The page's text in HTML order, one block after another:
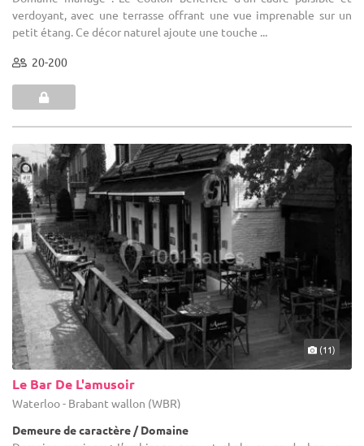
verdoyant, avec une terrasse offrant une vue imprenable sur un
petit étang. Ce décor naturel ajoute une touche ...
20-200
(11)
Le Bar De L'amusoir
Waterloo - Brabant wallon (WBR)
Demeure de caractère / Domaine